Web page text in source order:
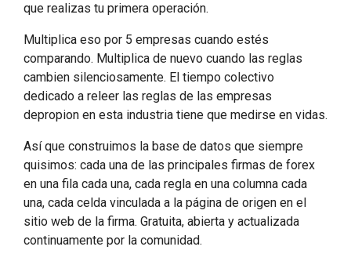
que realizas tu primera operación.
Multiplica eso por 5 empresas cuando estés
comparando. Multiplica de nuevo cuando las reglas
cambien silenciosamente. El tiempo colectivo
dedicado a releer las reglas de las empresas
depropion en esta industria tiene que medirse en vidas.
Así que construimos la base de datos que siempre
quisimos: cada una de las principales firmas de forex
en una fila cada una, cada regla en una columna cada
una, cada celda vinculada a la página de origen en el
sitio web de la firma. Gratuita, abierta y actualizada
continuamente por la comunidad.